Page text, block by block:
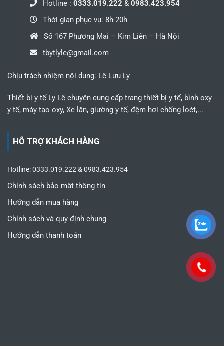
Hotline : 0333.019.222 & 0983.423.954
Thời gian phục vụ: 8h-20h
Số 167 Phương Mai – Kim Liên – Hà Nội
tbytlyle@gmail.com
Chịu trách nhiệm nội dung: Lê Lưu Ly
Thiết bị y tế Ly Lê chuyên cung cấp trang thiết bị y tế, bình oxy
y tế, máy tạo oxy, Xe lăn, giường y tế, đệm hơi chống loét,...
HỖ TRỢ KHÁCH HÀNG
Hotline: 0333.019.222 & 0983.423.954
Chính sách bảo mật thông tin
Hướng dẫn mua hàng
Chính sách và quy định chung
Hướng dẫn thanh toán